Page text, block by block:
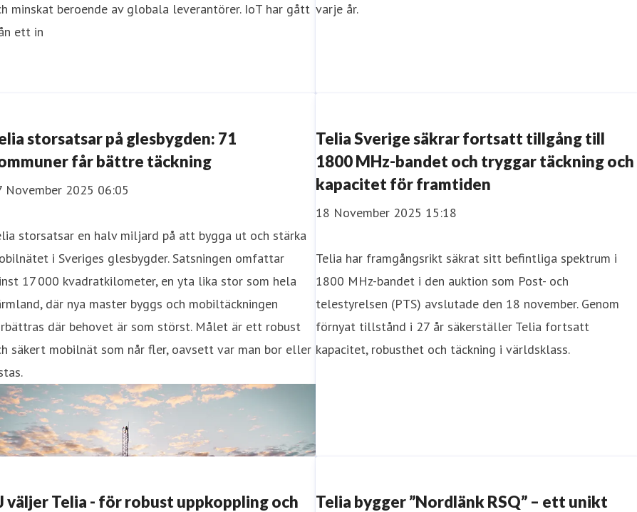
minskat beroende av globala leverantörer. IoT har gått
ett in
varje år.
storsatsar på glesbygden: 71
får bättre täckning
November 2025 06:05
storsatsar en halv miljard på att bygga ut och stärka
i Sveriges glesbygder. Satsningen omfattar
17 000 kvadratkilometer, en yta lika stor som hela
där nya master byggs och mobiltäckningen
där behovet är som störst. Målet är ett robust
säkert mobilnät som når fler, oavsett var man bor eller
Telia Sverige säkrar fortsatt tillgång till
1800 MHz-bandet och tryggar täckning och
kapacitet för framtiden
18 November 2025 15:18
Telia har framgångsrikt säkrat sitt befintliga spektrum i
1800 MHz-bandet i den auktion som Post- och
telestyrelsen (PTS) avslutade den 18 november. Genom
förnyat tillstånd i 27 år säkerställer Telia fortsatt
kapacitet, robusthet och täckning i världsklass.
väljer Telia - för robust uppkoppling och
Telia bygger ”Nordlänk RSQ” – ett unikt